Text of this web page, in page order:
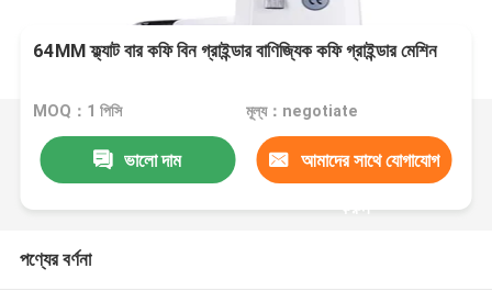
64MM ফ্ল্যাট বার কফি বিন গ্রাইন্ডার বাণিজ্যিক কফি গ্রাইন্ডার মেশিন
MOQ：1 পিসি মূল্য：negotiate
ভালো দাম আমাদের সাথে যোগাযোগ
করুন
পণ্যের বর্ণনা